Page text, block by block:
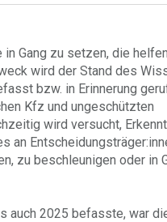
Gang zu setzen, die
wird der Stand des
bzw. in Erinnerung
Kfz und ungeschützten
wird versucht,
zu beschleunigen oder in
auch 2025 befasste, war